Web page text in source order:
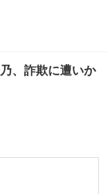
、詐欺に遭いか